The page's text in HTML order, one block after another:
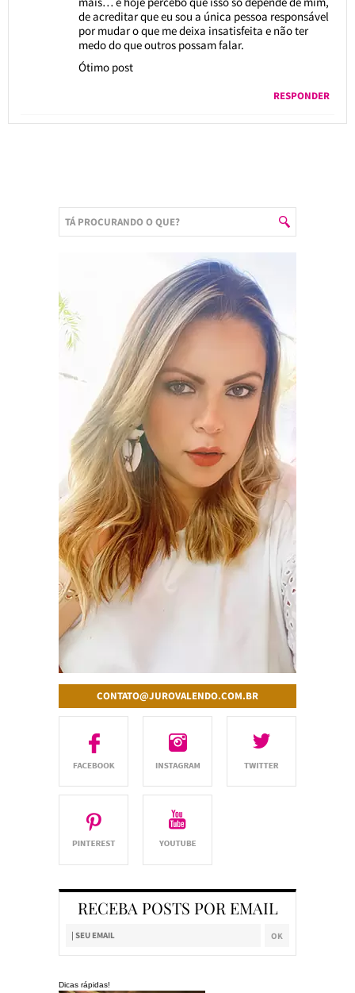
de acreditar que eu sou a única pessoa responsável
por mudar o que me deixa insatisfeita e não ter
medo do que outros possam falar.
Ótimo post
RESPONDER
CONTATO@JUROVALENDO.COM.BR
RECEBA POSTS POR EMAIL
Dicas rápidas!